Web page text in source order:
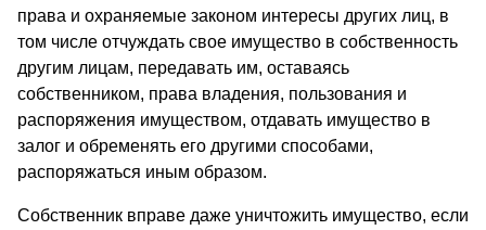
права и охраняемые законом интересы других лиц, в
том числе отчуждать свое имущество в собственность
другим лицам, передавать им, оставаясь
собственником, права владения, пользования и
распоряжения имуществом, отдавать имущество в
залог и обременять его другими способами,
распоряжаться иным образом.
Собственник вправе даже уничтожить имущество, если